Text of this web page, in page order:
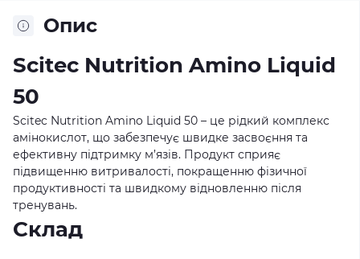
Опис
Scitec Nutrition Amino Liquid
50
Scitec Nutrition Amino Liquid 50 – це рідкий комплекс
амінокислот, що забезпечує швидке засвоєння та
ефективну підтримку м’язів. Продукт сприяє
підвищенню витривалості, покращенню фізичної
продуктивності та швидкому відновленню після
тренувань.
Склад